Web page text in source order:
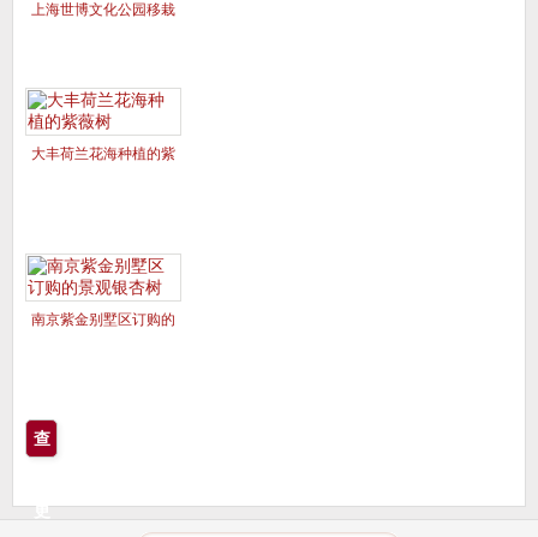
上海世博文化公园移栽
大丰荷兰花海种植的紫
南京紫金别墅区订购的
查
更